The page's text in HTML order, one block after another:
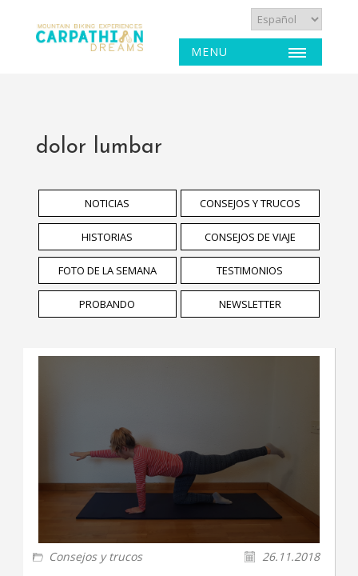
MENU
dolor lumbar
NOTICIAS CONSEJOS Y TRUCOS
HISTORIAS CONSEJOS DE VIAJE
FOTO DE LA SEMANA TESTIMONIOS
PROBANDO NEWSLETTER
Consejos y trucos 26.11.2018